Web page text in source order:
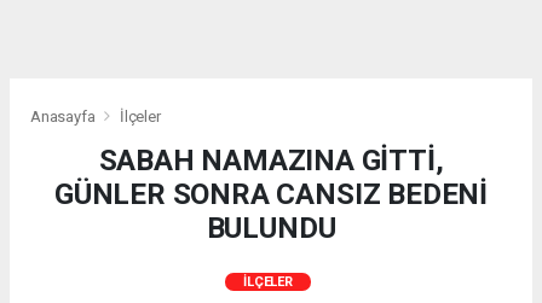
Anasayfa İlçeler
SABAH NAMAZINA GİTTİ,
GÜNLER SONRA CANSIZ BEDENİ
BULUNDU
İLÇELER